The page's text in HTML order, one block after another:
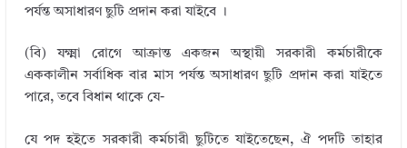
পর্যন্ত অসাধারণ ছুটি প্রদান করা যাইবে ।
(বি) যক্ষ্মা রোগে আক্রান্ত একজন অস্থায়ী সরকারী কর্মচারীকে
এককালীন সর্বাধিক বার মাস পর্যন্ত অসাধারণ ছুটি প্রদান করা যাইতে
পারে, তবে বিধান থাকে যে-
যে পদ হইতে সরকারী কর্মচারী ছুটিতে যাইতেছেন, ঐ পদটি তাহার